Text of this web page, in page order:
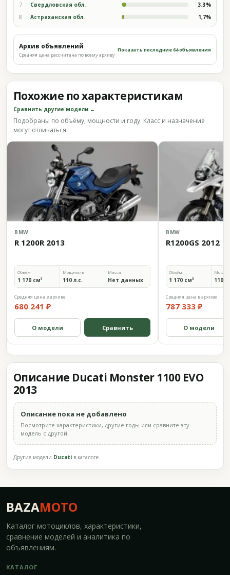
7 Свердловская обл. 3,3%
8 Астраханская обл. 1,7%
Архив объявлений
Средняя цена рассчитана по всему архиву
Показать последние 64 объявления
Похожие по характеристикам
Сравнить другие модели →
Подобраны по объёму, мощности и году. Класс и назначение
могут отличаться.
BMW
R 1200R 2013
Объём
1 170 см³
Мощность
110 л.с.
Масса
Нет данных
Средняя цена в архиве
680 241 ₽
О модели Сравнить
BMW
R1200GS 2012
Объём
1 170 см³ 110
Средняя цена в архиве
787 333 ₽
О модели
Описание Ducati Monster 1100 EVO
2013
Описание пока не добавлено
Посмотрите характеристики, другие годы или сравните эту
модель с другой.
Другие модели Ducati в каталоге
BAZAMOTO
Каталог мотоциклов, характеристики,
сравнение моделей и аналитика по
объявлениям.
КАТАЛОГ